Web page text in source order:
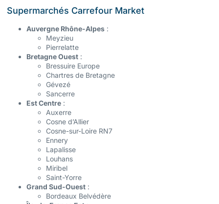
Supermarchés Carrefour Market
Auvergne Rhône-Alpes :
Meyzieu
Pierrelatte
Bretagne Ouest :
Bressuire Europe
Chartres de Bretagne
Gévezé
Sancerre
Est Centre :
Auxerre
Cosne d’Allier
Cosne-sur-Loire RN7
Ennery
Lapalisse
Louhans
Miribel
Saint-Yorre
Grand Sud-Ouest :
Bordeaux Belvédère